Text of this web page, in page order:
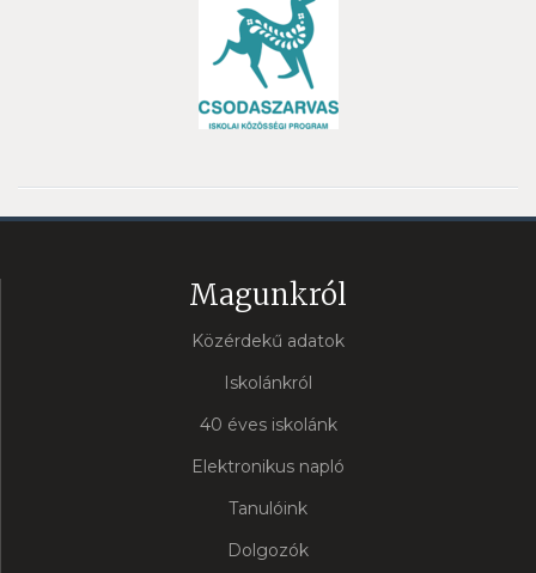
Magunkról
Közérdekű adatok
Iskolánkról
40 éves iskolánk
Elektronikus napló
Tanulóink
Dolgozók